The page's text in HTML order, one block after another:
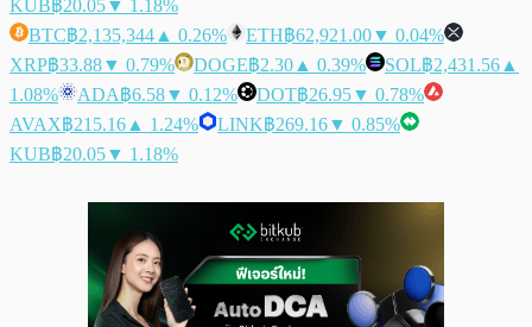
KUB฿20.05▼ 1.18%
BTC฿2,135,344 ▲ 0.26% ETH฿62,921.00▼ 0.04%
XRP฿33.88▼ 0.79% DOGE฿2.30 ▲ 0.39% SOL฿2,431.56 ▲
1.08%
ADA฿6.58▼ 0.12% DOT฿26.95▼ 0.78%
AVAX฿215.16 ▲ 1.24% LINK฿269.16▼ 0.85%
KUB฿20.05▼ 1.18%